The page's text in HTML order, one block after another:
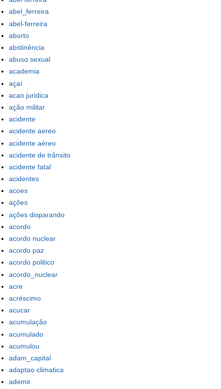
abel_ferreira
abel-ferreira
aborto
abstinência
abuso sexual
academia
açaí
acao juridica
ação militar
acidente
acidente aereo
acidente aéreo
acidente de trânsito
acidente fatal
acidentes
acoes
ações
ações disparando
acordo
acordo nuclear
acordo paz
acordo politico
acordo_nuclear
acre
acréscimo
acucar
acumulação
acumulado
acumulou
adam_capital
adaptao climatica
ademir